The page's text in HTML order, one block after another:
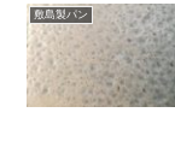
敷島製パン